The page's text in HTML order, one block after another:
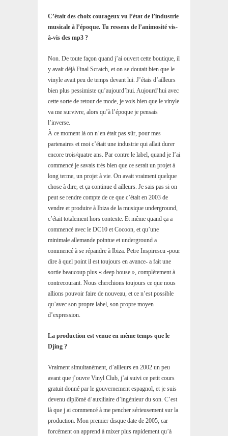
C’était des choix courageux vu l’état de l’industrie
musicale à l’époque. Tu ressens de l’animosité vis-
à-vis des mp3 ?
Non. De toute façon quand j’ai ouvert cette boutique, il
y avait déjà Final Scratch, et on se doutait bien que le
vinyle avait peu de temps devant lui. J’étais d’ailleurs
bien plus pessimiste qu’aujourd’hui. Aujourd’hui avec
cette sorte de retour de mode, je vois bien que le vinyle
va me survivre, alors qu’à l’époque je pensais
l’inverse.
À ce moment là on n’en était pas sûr, pour mes
partenaires et moi c’était une industrie qui allait durer
encore trois/quatre ans. Par contre le label, quand je l’ai
commencé je savais très bien que ce serait un projet à
long terme, un projet à vie. On avait vraiment quelque
chose à dire, et ça continue d ailleurs. Je sais pas si on
peut se rendre compte de ce que c’était en 2003 de
vendre et produire à Ibiza de la musique underground,
c’était totalement hors contexte. Et même quand ça a
commencé avec le DC10 et Cocoon, et qu’une
minimale allemande pointue et underground a
commencé à se répandre à Ibiza. Petre Inspirescu -pour
dire à quel point il est toujours en avance- a fait une
sortie beaucoup plus « deep house », complètement à
contrecourant. Nous cherchions toujours ce que nous
allions pouvoir faire de nouveau, et ce n’est possible
qu’avec son propre label, son propre moyen
d’expression.
La production est venue en même temps que le
Djing ?
Vraiment simultanément, d’ailleurs en 2002 un peu
avant que j’ouvre Vinyl Club, j’ai suivi ce petit cours
gratuit donné par le gouvernement espagnol, et je suis
devenu diplômé d’auxiliaire d’ingénieur du son. C’est
là que j ai commencé à me pencher sérieusement sur la
production. Mon premier disque date de 2005, car
forcément on apprend à mixer plus rapidement qu’à